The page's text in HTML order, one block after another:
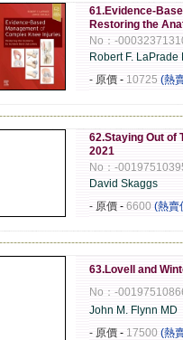
61.Evidence-
Restoring the
No：-
Robert F. LaPrade
- 原價 - 10725 (熱
62.Staying Out of
2021
No：-
David Skaggs
- 原價 - 6600 (熱賣
63.Lovell and
No：-
John M. Flynn MD
- 原價 - 17500 (熱